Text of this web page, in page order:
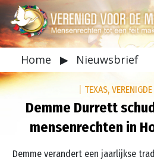
Home ▶ Nieuwsbrief
TEXAS,
Demme Durrett
mensenrechten in
Demme verandert een jaarlijkse